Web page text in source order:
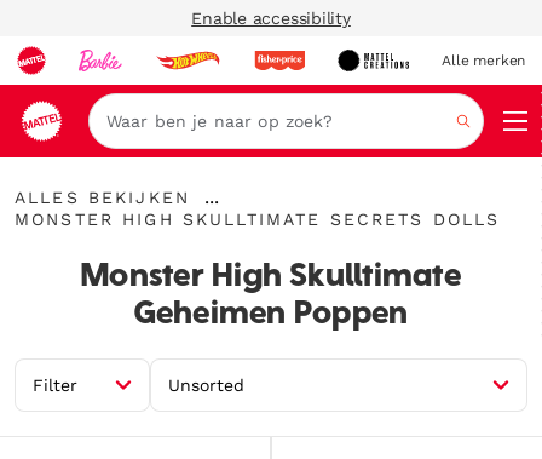
Enable accessibility
Alle merken
Zoeken
{"key":"Alles
bekijken","value":"\/collections\/alles-
ALLES BEKIJKEN
...
Kruimelspoor
{"key":"Monster
Skulltimate
Secrets
Dolls","value":"\/collections\/monster-
secrets"}
MONSTER HIGH SKULLTIMATE SECRETS DOLLS
Monster High Skulltimate
Geheimen Poppen
Filter Unsorted